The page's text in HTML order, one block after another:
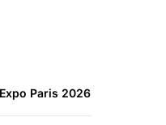
Paris 2026